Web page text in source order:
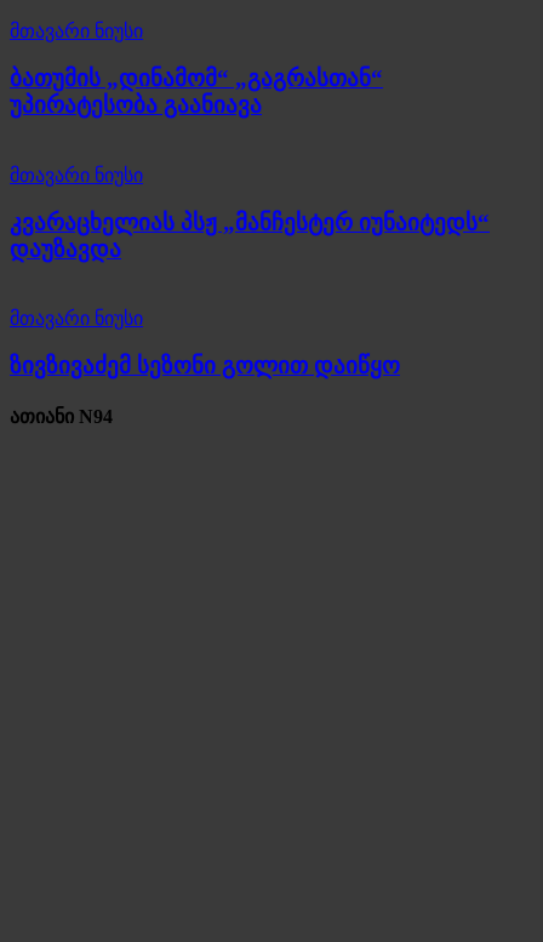
მთავარი ნიუსი
ბათუმის „დინამომ“ „გაგრასთან“
უპირატესობა გაანიავა
მთავარი ნიუსი
კვარაცხელიას პსჟ „მანჩესტერ იუნაიტედს“
დაუზავდა
მთავარი ნიუსი
ზივზივაძემ სეზონი გოლით დაიწყო
ათიანი N94